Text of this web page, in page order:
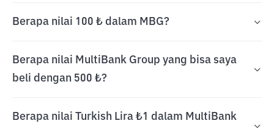
Berapa nilai 100 ₺ dalam MBG?
Berapa nilai MultiBank Group yang bisa saya
beli dengan 500 ₺?
Berapa nilai Turkish Lira ₺1 dalam MultiBank